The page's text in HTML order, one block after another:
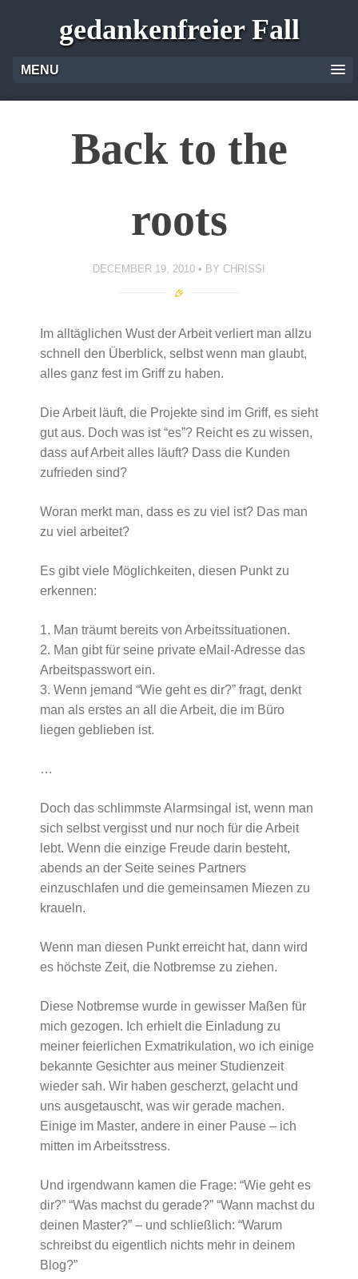
gedankenfreier Fall
MENU
Back to the
roots
DECEMBER 19, 2010 BY CHRISSI
Im alltäglichen Wust der Arbeit verliert man allzu
schnell den Überblick, selbst wenn man glaubt,
alles ganz fest im Griff zu haben.
Die Arbeit läuft, die Projekte sind im Griff, es sieht
gut aus. Doch was ist “es”? Reicht es zu wissen,
dass auf Arbeit alles läuft? Dass die Kunden
zufrieden sind?
Woran merkt man, dass es zu viel ist? Das man
zu viel arbeitet?
Es gibt viele Möglichkeiten, diesen Punkt zu
erkennen:
1. Man träumt bereits von Arbeitssituationen.
2. Man gibt für seine private eMail-Adresse das
Arbeitspasswort ein.
3. Wenn jemand “Wie geht es dir?” fragt, denkt
man als erstes an all die Arbeit, die im Büro
liegen geblieben ist.
…
Doch das schlimmste Alarmsingal ist, wenn man
sich selbst vergisst und nur noch für die Arbeit
lebt. Wenn die einzige Freude darin besteht,
abends an der Seite seines Partners
einzuschlafen und die gemeinsamen Miezen zu
kraueln.
Wenn man diesen Punkt erreicht hat, dann wird
es höchste Zeit, die Notbremse zu ziehen.
Diese Notbremse wurde in gewisser Maßen für
mich gezogen. Ich erhielt die Einladung zu
meiner feierlichen Exmatrikulation, wo ich einige
bekannte Gesichter aus meiner Studienzeit
wieder sah. Wir haben gescherzt, gelacht und
uns ausgetauscht, was wir gerade machen.
Einige im Master, andere in einer Pause – ich
mitten im Arbeitsstress.
Und irgendwann kamen die Frage: “Wie geht es
dir?” “Was machst du gerade?” “Wann machst du
deinen Master?” – und schließlich: “Warum
schreibst du eigentlich nichts mehr in deinem
Blog?”